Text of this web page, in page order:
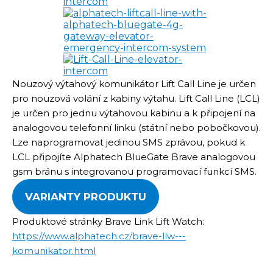
Nouzový výtahový komunikátor Lift Call Line je určen
pro nouzová volání z kabiny výtahu. Lift Call Line (LCL)
je určen pro jednu výtahovou kabinu a k připojení na
analogovou telefonní linku (státní nebo pobočkovou).
Lze naprogramovat jedinou SMS zprávou, pokud k
LCL připojíte Alphatech BlueGate Brave analogovou
gsm bránu s integrovanou programovací funkcí SMS.
VARIANTY PRODUKTU
Produktové stránky Brave Link Lift Watch:
https://www.alphatech.cz/brave-llw---
komunikator.html